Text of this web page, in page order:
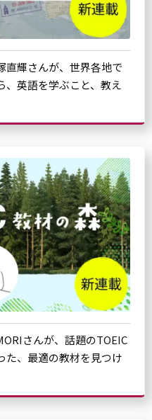
直輝さんが、世界各地で
、英語を学ぶこと、教え
さんが、話題のTOEIC
た、最適の教材を見つけ